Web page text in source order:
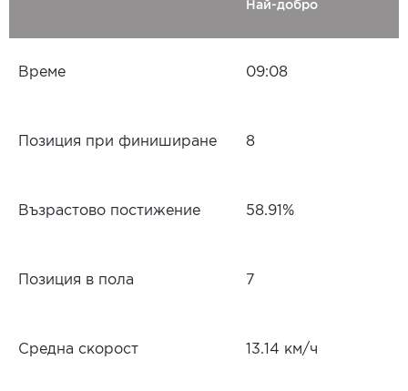
Най-добро
Време 09:08
Позиция при финиширане 8
Възрастово постижение 58.91%
Позиция в пола 7
Средна скорост 13.14 км/ч